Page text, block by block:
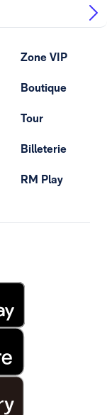
Zone VIP
Boutique
Tour
Billeterie
RM Play